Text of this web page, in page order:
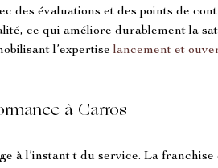
des évaluations et des points de
ce qui améliore durablement la
l’expertise lancement et
à Carros
à l’instant t du service. La